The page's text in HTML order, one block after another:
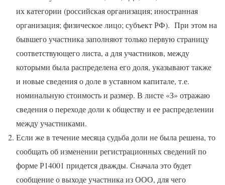
их категории (российская организация; иностранная
организация; физическое лицо; субъект РФ). При этом на
бывшего участника заполняют только первую страницу
соответствующего листа, а для участников, между
которыми была распределена его доля, указывают также
и новые сведения о доле в уставном капитале, т.е.
номинальную стоимость и размер. В листе «З» отражаю
сведения о переходе доли к обществу и ее распределении
между участниками.
Если же в течение месяца судьба доли не была решена, то
сообщать об изменении регистрационных сведений по
форме Р14001 придется дважды. Сначала это будет
сообщение о выходе участника из ООО, для чего